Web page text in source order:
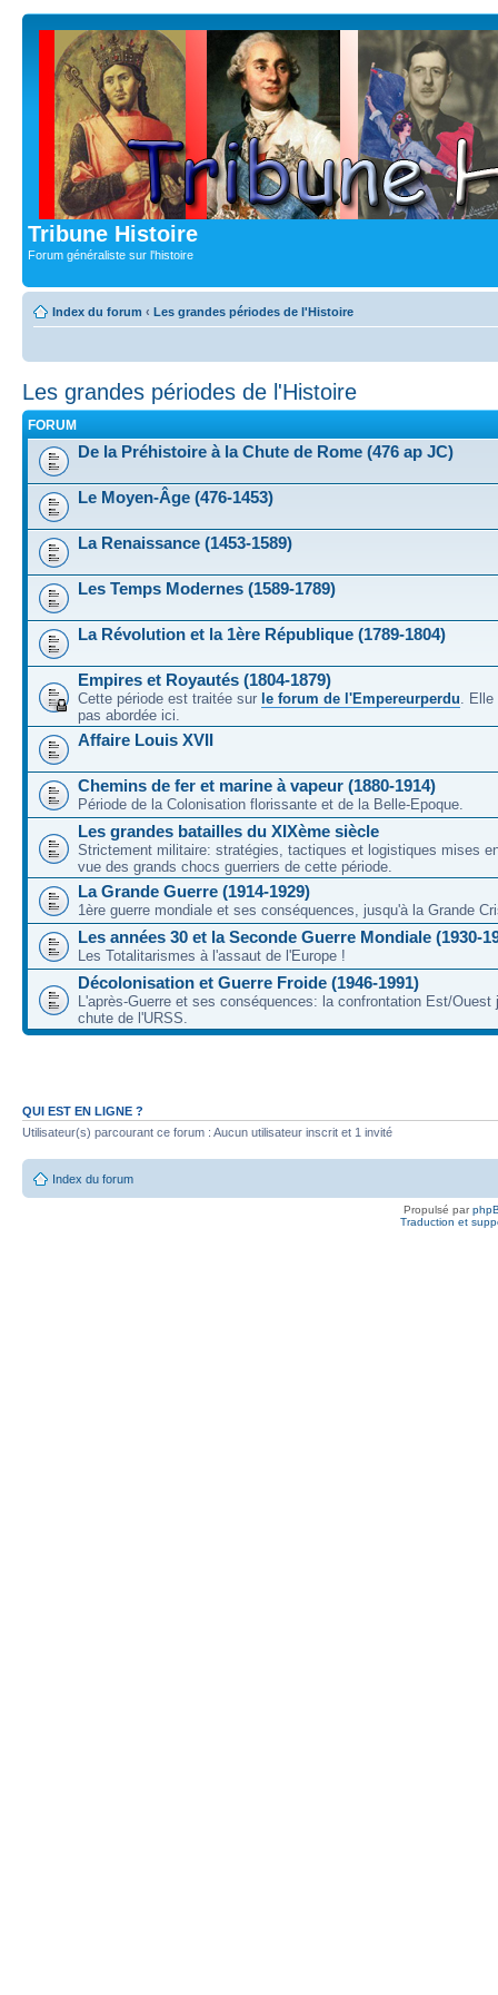
Tribune Histoire
Forum généraliste sur l'histoire
Index du forum ‹ Les grandes périodes de l'Histoire
Les grandes périodes de l'Histoire
FORUM
De la Préhistoire à la Chute de Rome (476 ap JC)
Le Moyen-Âge (476-1453)
La Renaissance (1453-1589)
Les Temps Modernes (1589-1789)
La Révolution et la 1ère République (1789-1804)
Empires et Royautés (1804-1879)
Cette période est traitée sur le forum de l'Empereurperdu .
pas abordée ici.
Affaire Louis XVII
Chemins de fer et marine à vapeur (1880-1914)
Période de la Colonisation florissante et de la Belle-Epoque.
Les grandes batailles du XIXème siècle
Strictement militaire: stratégies, tactiques et logistiques mises
vue des grands chocs guerriers de cette période.
La Grande Guerre (1914-1929)
1ère guerre mondiale et ses conséquences, jusqu'à la Grande
Les années 30 et la Seconde Guerre Mondiale (1930-
Les Totalitarismes à l'assaut de l'Europe !
Décolonisation et Guerre Froide (1946-1991)
L'après-Guerre et ses conséquences: la confrontation Est/Ouest
chute de l'URSS.
QUI EST EN LIGNE ?
Utilisateur(s) parcourant ce forum : Aucun utilisateur inscrit et 1 invité
Index du forum
Propulsé par
Traduction et